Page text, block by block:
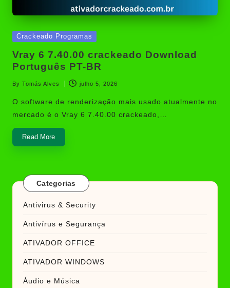
Posted
Crackeado Programas
Vray 6 7.40.00 crackeado Download
Português PT-BR
Posted
by
By Tomás Alves julho 5, 2026
O software de renderização mais usado atualmente no
mercado é o Vray 6 7.40.00 crackeado,…
Read More
Categorias
Antivirus & Security
Antivírus e Segurança
ATIVADOR OFFICE
ATIVADOR WINDOWS
Áudio e Música